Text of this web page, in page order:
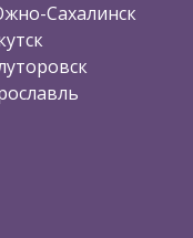
Сахалинск